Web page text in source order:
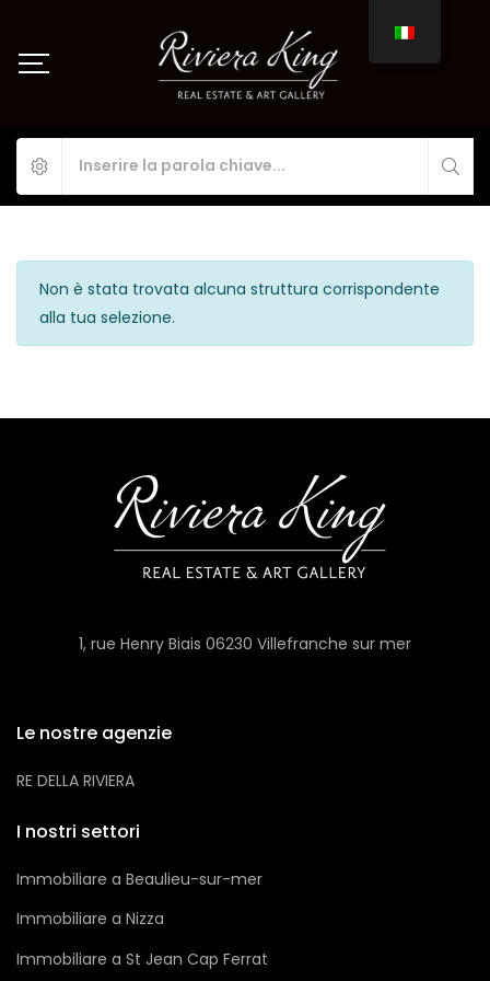
Non è stata trovata alcuna struttura corrispondente
alla tua selezione.
1, rue Henry Biais 06230 Villefranche sur mer
Le nostre agenzie
RE DELLA RIVIERA
I nostri settori
Immobiliare a Beaulieu-sur-mer
Immobiliare a Nizza
Immobiliare a St Jean Cap Ferrat